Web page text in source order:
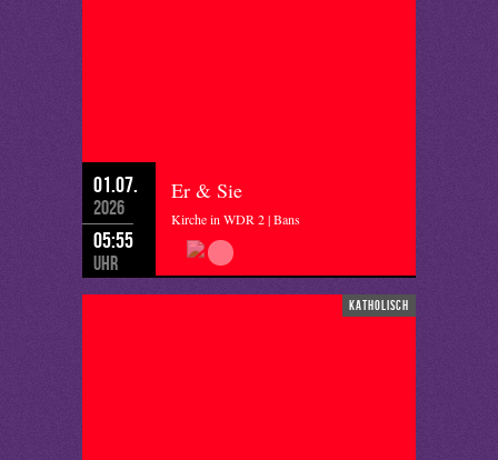
01.07.
2026
05:55
Uhr
Er & Sie
Kirche in WDR 2 | Bans
katholisch